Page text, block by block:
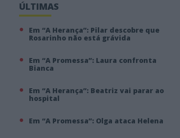
ÚLTIMAS
Em “A Herança”: Pilar descobre que
Rosarinho não está grávida
Em “A Promessa”: Laura confronta
Bianca
Em “A Herança”: Beatriz vai parar ao
hospital
Em “A Promessa”: Olga ataca Helena